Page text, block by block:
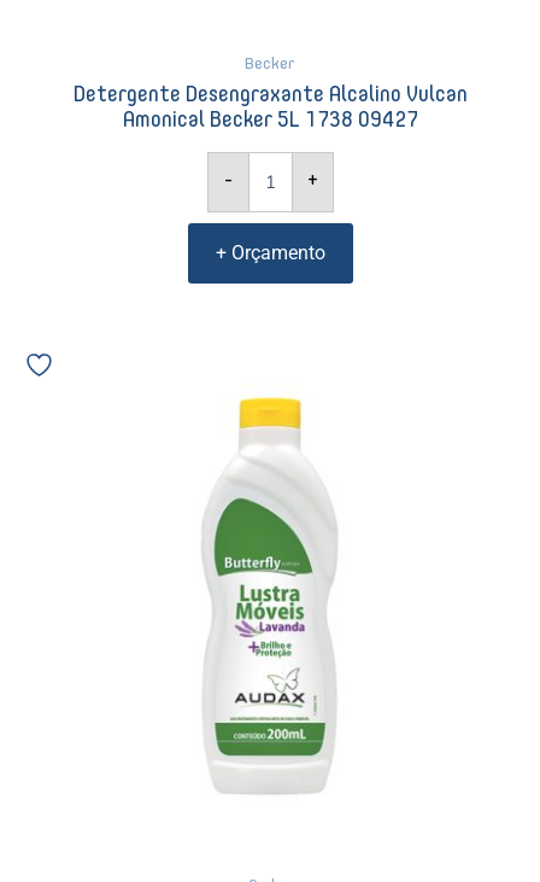
Becker
Detergente Desengraxante Alcalino Vulcan
Amonical Becker 5L 1738 09427
- +
+ Orçamento
500ml
Butterfly
-
08324
quantidade